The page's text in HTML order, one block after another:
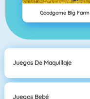
Goodgame Big Farm
Juegos De Maquillaje
Juegos Bebé